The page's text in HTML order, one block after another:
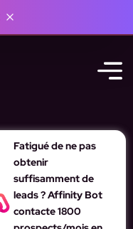
Fatigué de ne pas
obtenir
suffisamment de
leads ? Affinity Bot
contacte 1800